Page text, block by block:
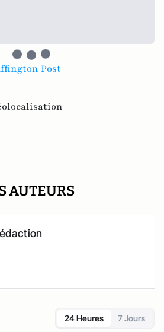
Post
AUTEURS
24 Heures 7 Jours